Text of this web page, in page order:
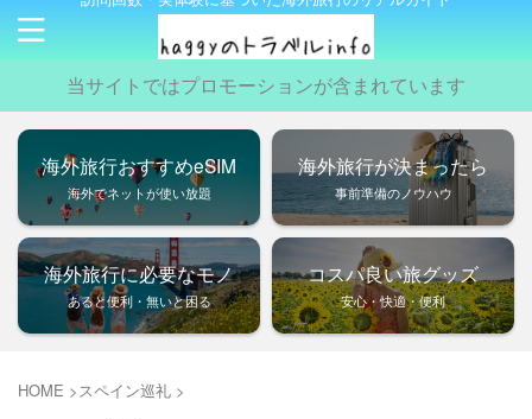
当サイトではプロモーションが含まれています
海外旅行おすすめeSIM
海外でネットが使い放題
海外旅行が決まったら
事前準備のノウハウ
海外旅行に必要なモノ
あると便利・無いと困る
コスパ良い旅グッズ
安心・快適・便利
HOME >スペイン巡礼 >